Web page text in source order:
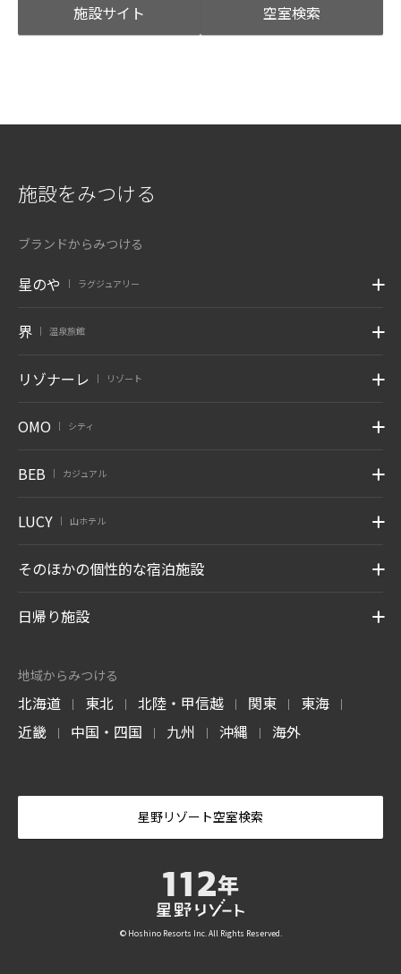
施設サイト 空室検索
施設をみつける
ブランドからみつける
星のや ラグジュアリー
界 温泉旅館
リゾナーレ リゾート
OMO シティ
BEB カジュアル
LUCY 山ホテル
そのほかの個性的な宿泊施設
日帰り施設
地域からみつける
北海道 | 東北 | 北陸・甲信越 | 関東 | 東海 |
近畿 | 中国・四国 | 九州 | 沖縄 | 海外
星野リゾート空室検索
© Hoshino Resorts Inc. All Rights Reserved.